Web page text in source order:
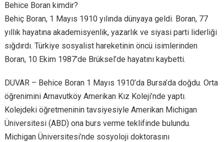
Behice Boran kimdir?
Behiç Boran, 1 Mayıs 1910 yılında dünyaya geldi. Boran, 77
yıllık hayatına akademisyenlik, yazarlık ve siyasi parti liderliği
sığdırdı. Türkiye sosyalist hareketinin öncü isimlerinden
Boran, 10 Ekim 1987’de Brüksel’de hayatını kaybetti.
DUVAR – Behice Boran 1 Mayıs 1910’da Bursa’da doğdu. Orta
öğrenimini Arnavutköy Amerikan Kız Koleji’nde yaptı.
Kolejdeki öğretmeninin tavsiyesiyle Amerikan Michigan
Üniversitesi (ABD) ona burs verme teklifinde bulundu.
Michigan Üniversitesi’nde sosyoloji doktorasını